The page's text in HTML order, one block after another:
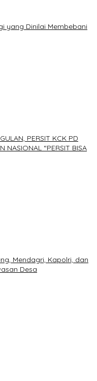
yang Dinilai Membebani
PERSIT KCK PD
NASIONAL “PERSIT BISA
Mendagri, Kapolri, dan
Desa